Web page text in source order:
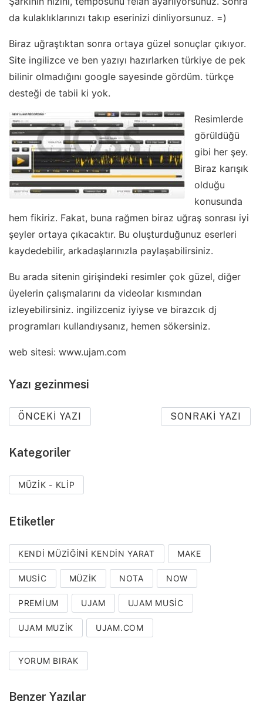
da kulaklıklarınızı takıp eserinizi dinliyorsunuz. =)
Biraz uğraştıktan sonra ortaya güzel sonuçlar çıkıyor.
Site ingilizce ve ben yazıyı hazırlarken türkiye de pek
bilinir olmadığını google sayesinde gördüm. türkçe
desteği de tabii ki yok.
Resimlerde
görüldüğü
gibi her şey.
Biraz karışık
olduğu
konusunda
hem fikiriz. Fakat, buna rağmen biraz uğraş sonrası iyi
şeyler ortaya çıkacaktır. Bu oluşturduğunuz eserleri
kaydedebilir, arkadaşlarınızla paylaşabilirsiniz.
Bu arada sitenin girişindeki resimler çok güzel, diğer
üyelerin çalışmalarını da videolar kısmından
izleyebilirsiniz. ingilizceniz iyiyse ve birazcık dj
programları kullandıysanız, hemen sökersiniz.
web sitesi: www.ujam.com
Yazı gezinmesi
ÖNCEKI YAZI SONRAKI YAZI
Kategoriler
MÜZIK - KLIP
Etiketler
KENDI MÜZIĞINI KENDIN YARAT MAKE
MUSIC MÜZIK NOTA NOW
PREMIUM UJAM UJAM MUSIC
UJAM MUZIK UJAM.COM
YORUM BIRAK
Benzer Yazılar